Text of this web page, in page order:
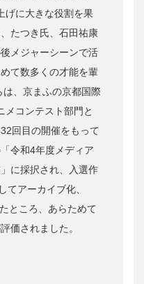
げに大きな役割を果
たつき氏、石田祐康
メジャーシーンで活
て数多くの才能を輩
、京まふの京都国際
メコンテスト部門と
回目の開催をもって
令和4年度メディア
に採択され、入選作
てアーカイブ化、
ところ、あらためて
価されました。